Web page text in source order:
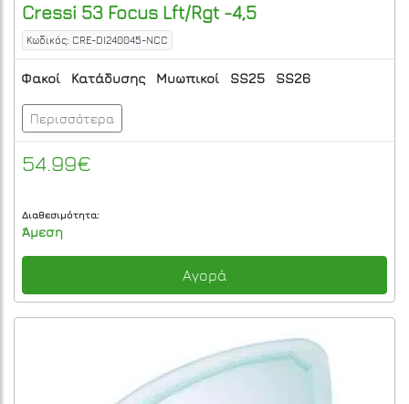
Cressi 53 Focus Lft/Rgt -4,5
Κωδικός: CRE-DI240045-NCC
Φακοί Κατάδυσης Μυωπικοί SS25 SS26
Περισσότερα
54.99€
Διαθεσιμότητα:
Άμεση
Αγορά